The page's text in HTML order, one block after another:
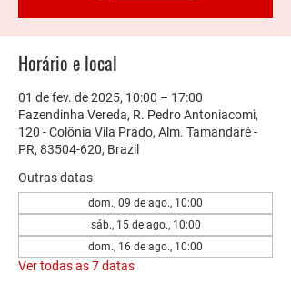
Horário e local
01 de fev. de 2025, 10:00 – 17:00
Fazendinha Vereda, R. Pedro Antoniacomi,
120 - Colônia Vila Prado, Alm. Tamandaré -
PR, 83504-620, Brazil
Outras datas
dom., 09 de ago., 10:00
sáb., 15 de ago., 10:00
dom., 16 de ago., 10:00
Ver todas as 7 datas